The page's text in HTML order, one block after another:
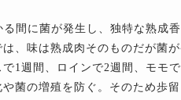
間に菌が発生し、独特な熟成
、味は熟成肉そのものだが菌
1週間、ロインで2週間、モモ
菌の増殖を防ぐ。そのため歩